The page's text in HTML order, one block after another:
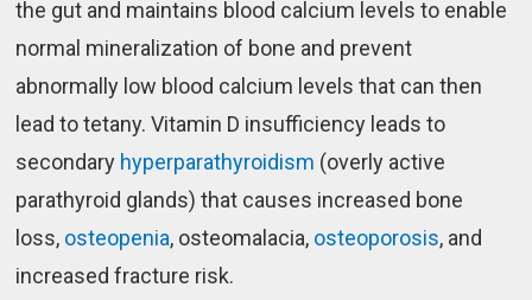
the gut and maintains blood calcium levels to enable
normal mineralization of bone and prevent
abnormally low blood calcium levels that can then
lead to tetany. Vitamin D insufficiency leads to
secondary hyperparathyroidism (overly active
parathyroid glands) that causes increased bone
loss, osteopenia, osteomalacia, osteoporosis, and
increased fracture risk.